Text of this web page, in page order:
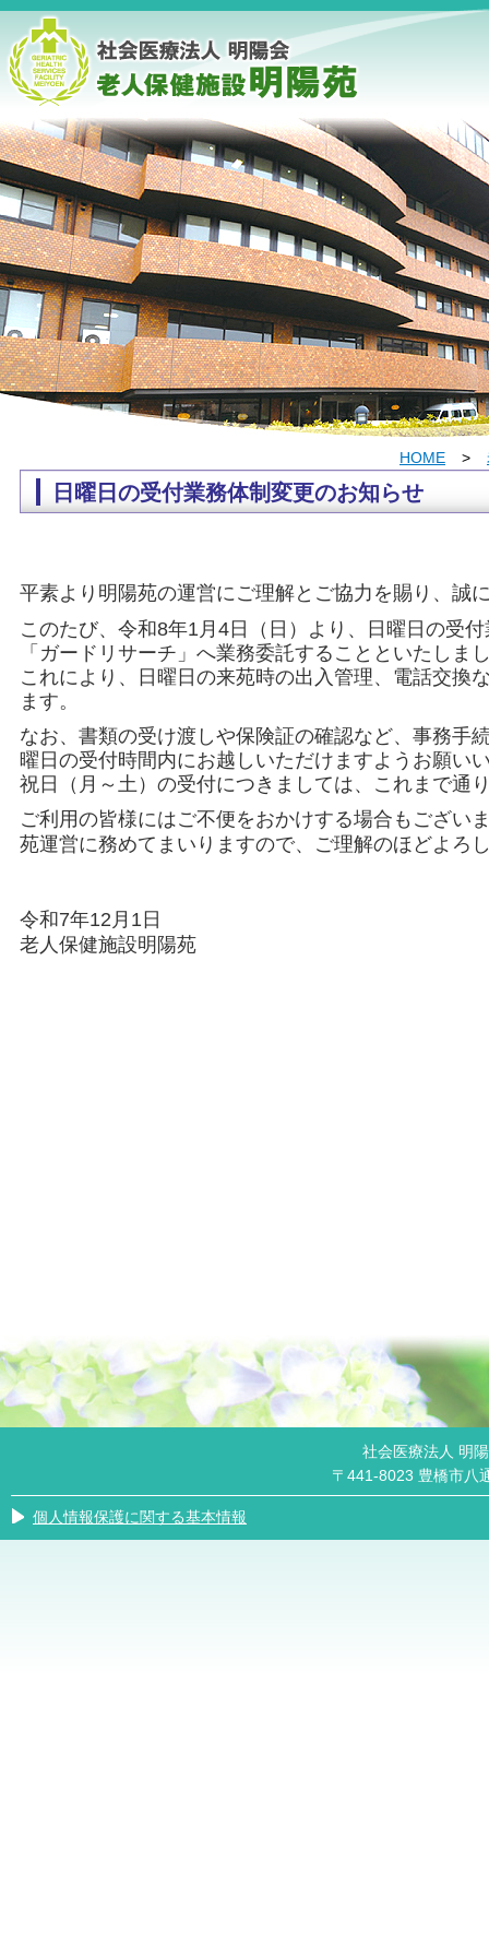
HOME >
日曜日の受付業務体制変更のお知らせ
平素より明陽苑の運営にご理解とご協力を賜り、誠
このたび、令和8年1月4日（日）より、日曜日の受
「ガードリサーチ」へ業務委託することといたしま
これにより、日曜日の来苑時の出入管理、電話交換
ます。
なお、書類の受け渡しや保険証の確認など、事務手
曜日の受付時間内にお越しいただけますようお願い
祝日（月～土）の受付につきましては、これまで通
ご利用の皆様にはご不便をおかけする場合もござい
苑運営に務めてまいりますので、ご理解のほどよろ
令和7年12月1日
老人保健施設明陽苑
社会医療法人 明
〒441-8023 豊橋市八
個人情報保護に関する基本情報